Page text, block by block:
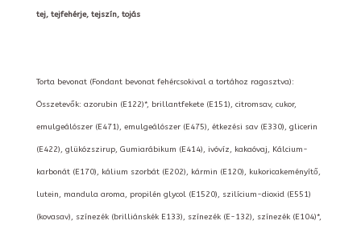
tej, tejfehérje, tejszín, tojás
Torta bevonat (Fondant bevonat fehércsokival a tortához ragasztva):
Összetevők: azorubin (E122)*, brillantfekete (E151), citromsav, cukor,
emulgeálószer (E471), emulgeálószer (E475), étkezési sav (E330), glicerin
(E422), glükózszirup, Gumiarábikum (E414), ivóvíz, kakaóvaj, Kálcium-
karbonát (E170), kálium szorbát (E202), kármin (E120), kukoricakeményítő,
lutein, mandula aroma, propilén glycol (E1520), szilícium-dioxid (E551)
(kovasav), színezék (brilliánskék E133), színezék (E-132), színezék (E104)*,